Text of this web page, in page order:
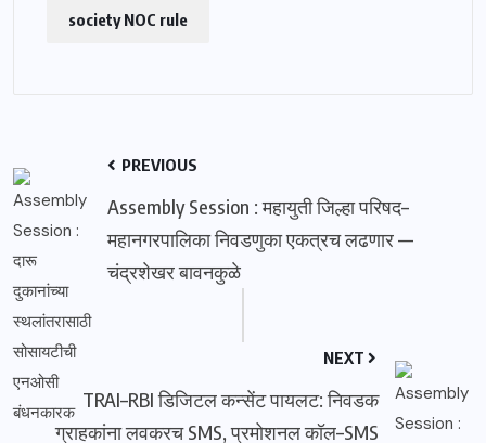
society NOC rule
PREVIOUS
Assembly Session : महायुती जिल्हा परिषद–
महानगरपालिका निवडणुका एकत्रच लढणार —
चंद्रशेखर बावनकुळे
NEXT
TRAI–RBI डिजिटल कन्सेंट पायलट: निवडक
ग्राहकांना लवकरच SMS, प्रमोशनल कॉल–SMS